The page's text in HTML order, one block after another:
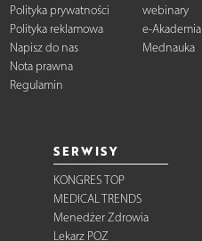
Polityka prywatności
Polityka reklamowa
Napisz do nas
Nota prawna
Regulamin
webinary
e-Akademia
Mednauka
SERWISY
KONGRES TOP
MEDICAL TRENDS
Menedżer Zdrowia
Lekarz POZ